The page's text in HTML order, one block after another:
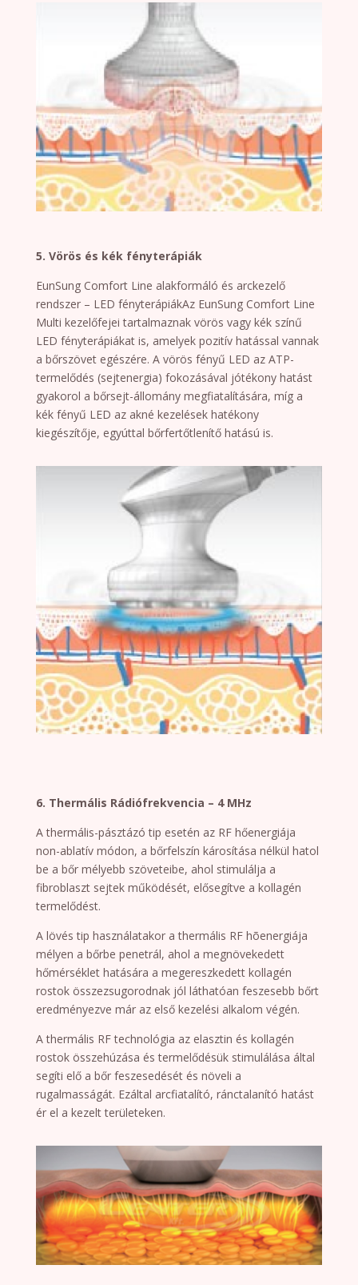
5. Vörös és kék fényterápiák
EunSung Comfort Line alakformáló és arckezelő
rendszer – LED fényterápiákAz EunSung Comfort Line
Multi kezelőfejei tartalmaznak vörös vagy kék színű
LED fényterápiákat is, amelyek pozitív hatással vannak
a bőrszövet egészére. A vörös fényű LED az ATP-
termelődés (sejtenergia) fokozásával jótékony hatást
gyakorol a bőrsejt-állomány megfiatalítására, míg a
kék fényű LED az akné kezelések hatékony
kiegészítője, egyúttal bőrfertőtlenítő hatású is.
6. Thermális Rádiófrekvencia – 4 MHz
A thermális-pásztázó tip esetén az RF hőenergiája
non-ablatív módon, a bőrfelszín károsítása nélkül hatol
be a bőr mélyebb szöveteibe, ahol stimulálja a
fibroblaszt sejtek működését, elősegítve a kollagén
termelődést.
A lövés tip használatakor a thermális RF hõenergiája
mélyen a bőrbe penetrál, ahol a megnövekedett
hőmérséklet hatására a megereszkedett kollagén
rostok összezsugorodnak jól láthatóan feszesebb bőrt
eredményezve már az első kezelési alkalom végén.
A thermális RF technológia az elasztin és kollagén
rostok összehúzása és termelődésük stimulálása által
segíti elő a bőr feszesedését és növeli a
rugalmasságát. Ezáltal arcfiatalító, ránctalanító hatást
ér el a kezelt területeken.